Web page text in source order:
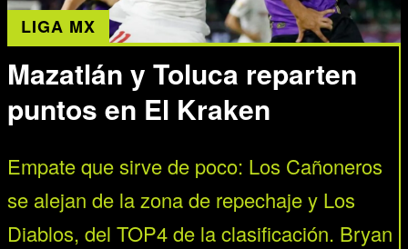
LIGA MX
Mazatlán y Toluca reparten
puntos en El Kraken
Empate que sirve de poco: Los Cañoneros
se alejan de la zona de repechaje y Los
Diablos, del TOP4 de la clasificación. Bryan